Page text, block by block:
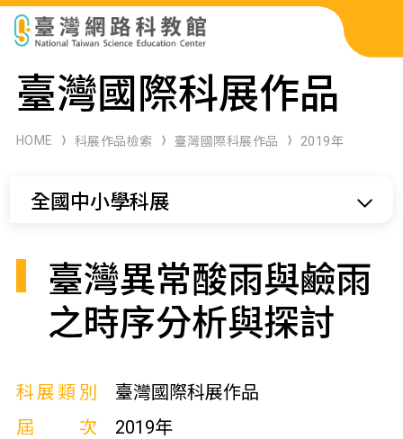
科展作品檢索
科學研習月刊
臺灣國際科展作品
HOME 科展作品檢索 臺灣國際科展作品 2019年
全國中小學科展
臺灣異常酸雨與鹼雨
之時序分析與探討
科展類別
臺灣國際科展作品
屆次
2019年